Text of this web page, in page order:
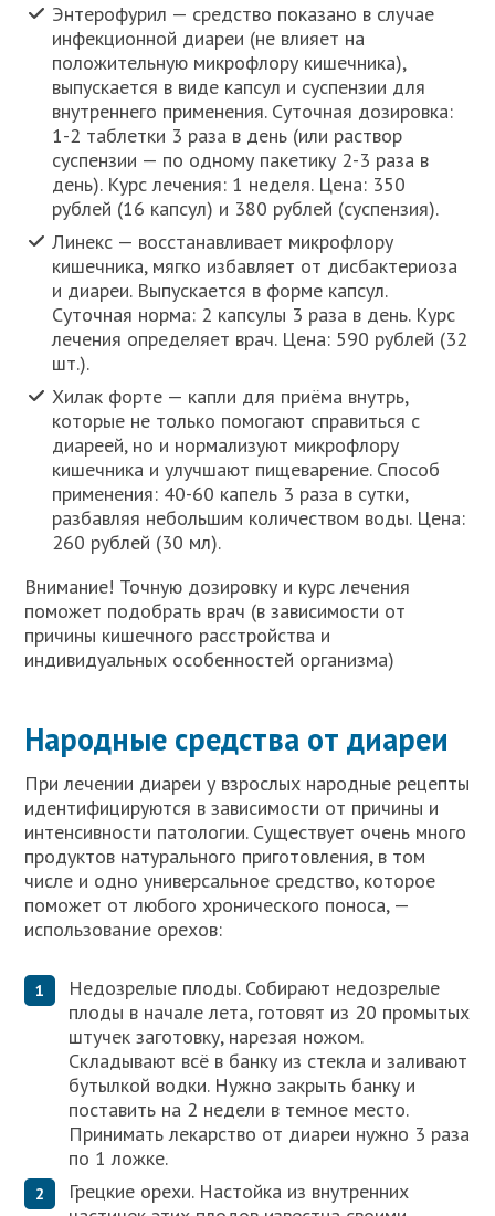
Энтерофурил — средство показано в случае
инфекционной диареи (не влияет на
положительную микрофлору кишечника),
выпускается в виде капсул и суспензии для
внутреннего применения. Суточная дозировка:
1-2 таблетки 3 раза в день (или раствор
суспензии — по одному пакетику 2-3 раза в
день). Курс лечения: 1 неделя. Цена: 350
рублей (16 капсул) и 380 рублей (суспензия).
Линекс — восстанавливает микрофлору
кишечника, мягко избавляет от дисбактериоза
и диареи. Выпускается в форме капсул.
Суточная норма: 2 капсулы 3 раза в день. Курс
лечения определяет врач. Цена: 590 рублей (32
шт.).
Хилак форте — капли для приёма внутрь,
которые не только помогают справиться с
диареей, но и нормализуют микрофлору
кишечника и улучшают пищеварение. Способ
применения: 40-60 капель 3 раза в сутки,
разбавляя небольшим количеством воды. Цена:
260 рублей (30 мл).
Внимание! Точную дозировку и курс лечения
поможет подобрать врач (в зависимости от
причины кишечного расстройства и
индивидуальных особенностей организма)
Народные средства от диареи
При лечении диареи у взрослых народные рецепты
идентифицируются в зависимости от причины и
интенсивности патологии. Существует очень много
продуктов натурального приготовления, в том
числе и одно универсальное средство, которое
поможет от любого хронического поноса, —
использование орехов:
Недозрелые плоды. Собирают недозрелые
плоды в начале лета, готовят из 20 промытых
штучек заготовку, нарезая ножом.
Складывают всё в банку из стекла и заливают
бутылкой водки. Нужно закрыть банку и
поставить на 2 недели в темное место.
Принимать лекарство от диареи нужно 3 раза
по 1 ложке.
Грецкие орехи. Настойка из внутренних